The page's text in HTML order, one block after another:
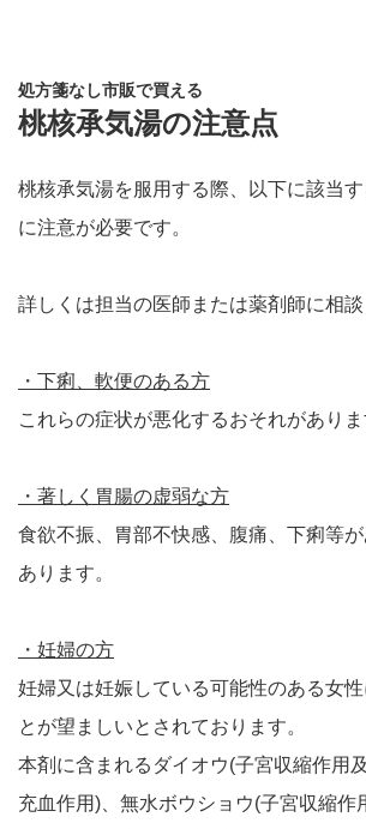
処方箋なし市販で買える
桃核承気湯の注意点
桃核承気湯を服用する際、以下に該当
に注意が必要です。
詳しくは担当の医師または薬剤師に相談
・下痢、軟便のある方
これらの症状が悪化するおそれがありま
・著しく胃腸の虚弱な方
食欲不振、胃部不快感、腹痛、下痢等
あります。
・妊婦の方
妊婦又は妊娠している可能性のある女
とが望ましいとされております。
本剤に含まれるダイオウ(子宮収縮作用
充血作用)、無水ボウショウ(子宮収縮作